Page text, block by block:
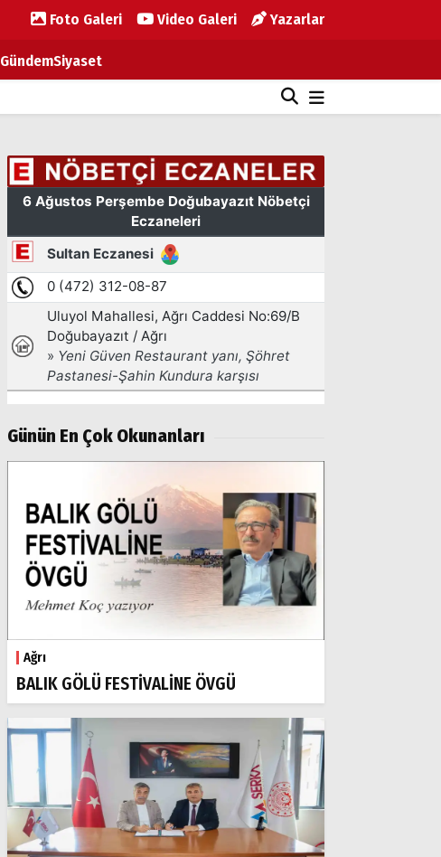
Foto Galeri Video Galeri Yazarlar
GündemSiyaset
Günün En Çok Okunanları
Ağrı
BALIK GÖLÜ FESTİVALİNE ÖVGÜ